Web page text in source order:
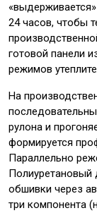
24 часов, чтобы
готовой панели
режимов
На
рулона и
формируется
Параллельно
Полиуретановый
обшивки через
три компонента